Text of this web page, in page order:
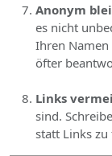
Anonym
es nicht
Ihren
öfter
Links
sind.
statt Links zu